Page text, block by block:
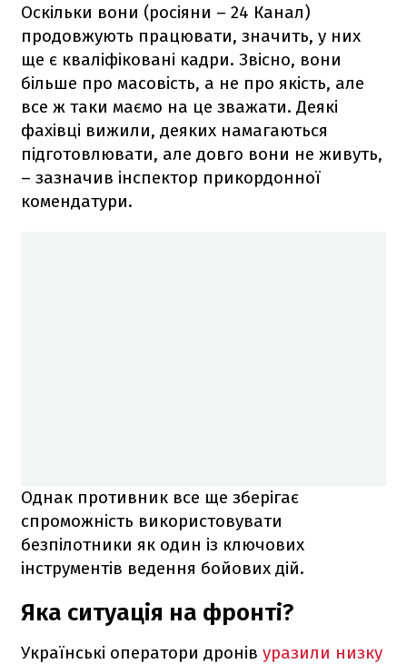
Оскільки вони (росіяни – 24 Канал)
продовжують працювати, значить, у них
ще є кваліфіковані кадри. Звісно, вони
більше про масовість, а не про якість, але
все ж таки маємо на це зважати. Деякі
фахівці вижили, деяких намагаються
підготовлювати, але довго вони не живуть,
– зазначив інспектор прикордонної
комендатури.
Однак противник все ще зберігає
спроможність використовувати
безпілотники як один із ключових
інструментів ведення бойових дій.
Яка ситуація на фронті?
Українські оператори дронів уразили низку